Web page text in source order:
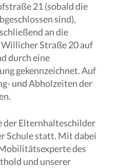
21 (sobald die
sind),
an die
Straße 20 auf
durch eine
gekennzeichnet. Auf
und Abholzeiten der
der Elternhalteschilder
Schule statt. Mit dabei
des
und unserer